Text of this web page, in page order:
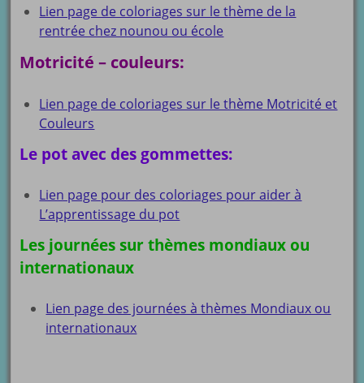
Lien page de coloriages sur le thème de la
rentrée chez nounou ou école
Motricité – couleurs:
Lien page de coloriages sur le thème Motricité et
Couleurs
Le pot avec des gommettes:
Lien page pour des coloriages pour aider à
L’apprentissage du pot
Les journées sur thèmes mondiaux ou
internationaux
Lien page des journées à thèmes Mondiaux ou
internationaux